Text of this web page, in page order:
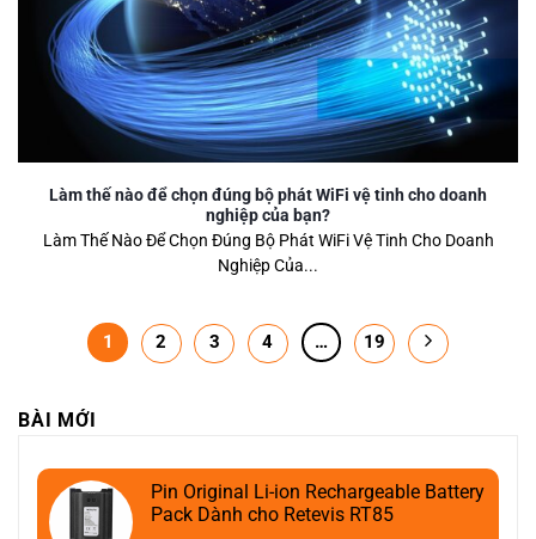
Làm thế nào để chọn đúng bộ phát WiFi vệ tinh cho doanh
nghiệp của bạn?
Làm Thế Nào Để Chọn Đúng Bộ Phát WiFi Vệ Tinh Cho Doanh
Nghiệp Của...
1 2 3 4 … 19
BÀI MỚI
Pin Original Li-ion Rechargeable Battery
Pack Dành cho Retevis RT85